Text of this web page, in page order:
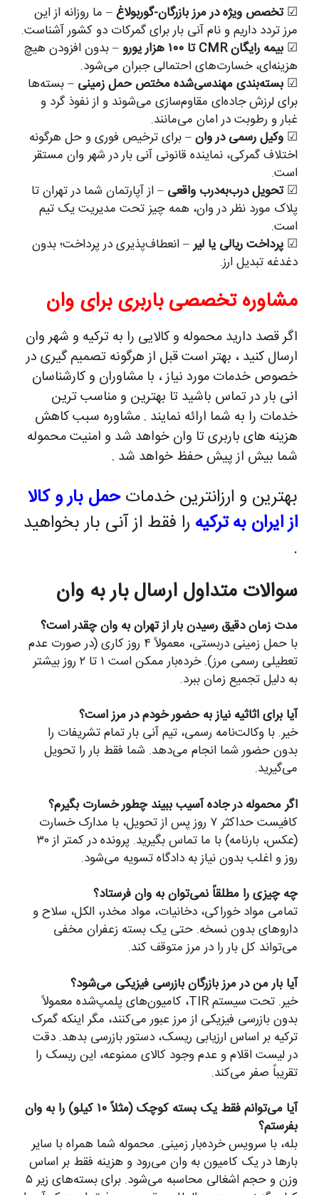
☑تخصص ویژه در مرز بازرگان-گوربولاغ– ما روزانه از این
مرز تردد داریم و نام آنی بار برای گمرکات دو کشور آشناست.
☑ بیمه رایگان CMR تا ۱۰۰ هزار یورو
– بدون افزودن هیچ
هزینه‌ای، خسارت‌های احتمالی جبران می‌شود.
☑ بسته‌بندی مهندسی‌شده مختص حمل زمینی – بسته‌ها
برای لرزش جاده‌ای مقاوم‌سازی می‌شوند و از نفوذ گرد و
غبار و رطوبت در امان می‌مانند.
☑ وکیل رسمی در وان– برای ترخیص فوری و حل هرگونه
اختلاف گمرکی، نماینده قانونی آنی بار در شهر وان مستقر
است.
☑تحویل درب‌به‌درب واقعی – از آپارتمان شما در تهران تا
پلاک مورد نظر در وان، همه چیز تحت مدیریت یک تیم
است.
☑ پرداخت ریالی یا لیر– انعطاف‌پذیری در پرداخت؛ بدون
دغدغه تبدیل ارز.
مشاوره تخصصی باربری برای وان
اگر قصد دارید محموله و کالایی را به ترکیه و شهر وان
ارسال کنید ، بهتر است قبل از هرگونه تصمیم گیری در
خصوص خدمات مورد نیاز ، با مشاوران و کارشناسان
انی بار در تماس باشید تا بهترین و مناسب ترین
خدمات را به شما ارائه نمایند . مشاوره سبب کاهش
هزینه های باربری تا وان خواهد شد و امنیت محموله
شما بیش از پیش حفظ خواهد شد .
بهترین و ارزانترین خدماتحمل بار و کالا
از ایران به ترکیه را فقط از آنی بار بخواهید
.
سوالات متداول ارسال بار به وان
مدت زمان دقیق رسیدن بار از تهران به وان چقدر است؟
با حمل زمینی دربستی، معمولاً ۴ روز کاری (در صورت عدم
تعطیلی رسمی مرز). خرده‌بار ممکن است ۱ تا ۲ روز بیشتر
به دلیل تجمیع زمان ببرد.
آیا برای اثاثیه نیاز به حضور خودم در مرز است؟
خیر. با وکالت‌نامه رسمی، تیم آنی بار تمام تشریفات را
بدون حضور شما انجام می‌دهد. شما فقط بار را تحویل
می‌گیرید.
اگر محموله در جاده آسیب ببیند چطور خسارت بگیرم؟
کافیست حداکثر ۷ روز پس از تحویل، با مدارک خسارت
(عکس، بارنامه) با ما تماس بگیرید. پرونده در کمتر از ۳۰
روز و اغلب بدون نیاز به دادگاه تسویه می‌شود.
چه چیزی را مطلقاً نمی‌توان به وان فرستاد؟
تمامی مواد خوراکی، دخانیات، مواد مخدر، الکل، سلاح و
داروهای بدون نسخه. حتی یک بسته زعفران مخفی
می‌تواند کل بار را در مرز متوقف کند.
آیا بار من در مرز بازرگان بازرسی فیزیکی می‌شود؟
خیر. تحت سیستم TIR، کامیون‌های پلمپ‌شده معمولاً
بدون بازرسی فیزیکی از مرز عبور می‌کنند، مگر اینکه گمرک
ترکیه بر اساس ارزیابی ریسک، دستور بازرسی بدهد. دقت
در لیست اقلام و عدم وجود کالای ممنوعه، این ریسک را
تقریباً صفر می‌کند.
آیا می‌توانم فقط یک بسته کوچک (مثلاً ۱۰ کیلو) را به وان
بفرستم؟
بله، با سرویس خرده‌بار زمینی. محموله شما همراه با سایر
بارها در یک کامیون به وان می‌رود و هزینه فقط بر اساس
وزن و حجم اشغالی محاسبه می‌شود. برای بسته‌های زیر ۵